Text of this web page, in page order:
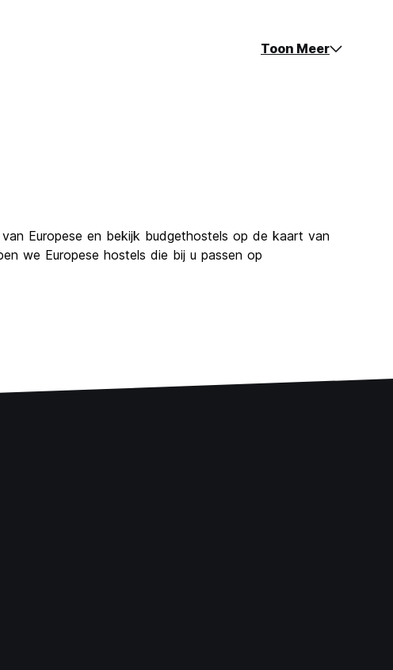
Toon Meer
Europese en bekijk budgethostels op de kaart van
we Europese hostels die bij u passen op